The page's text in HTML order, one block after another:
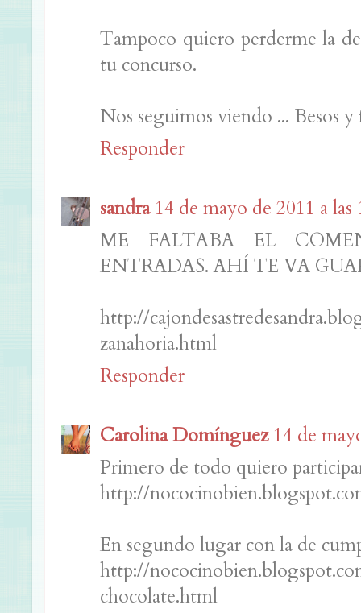
Tampoco quiero perderme la
tu concurso.
Nos seguimos viendo ... Besos
Responder
sandra 14 de mayo de 2011 a las
ME FALTABA EL
ENTRADAS. AHÍ TE VA
http://
zanahoria.html
Responder
Carolina Domínguez 14 de
Primero de todo quiero
http://
En segundo lugar con la de
http://
chocolate.html